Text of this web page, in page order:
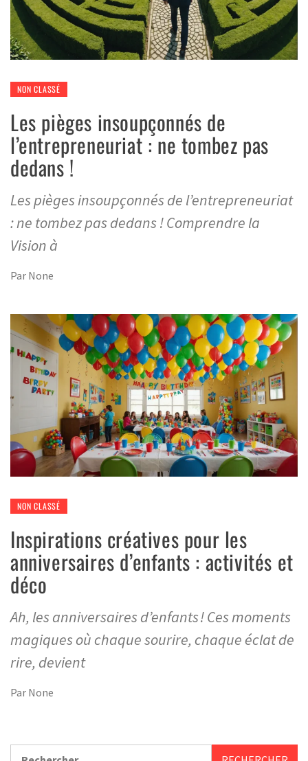
NON CLASSÉ
Les pièges insoupçonnés de
l’entrepreneuriat : ne tombez pas
dedans !
Les pièges insoupçonnés de l’entrepreneuriat
: ne tombez pas dedans ! Comprendre la
Vision à
Par None
NON CLASSÉ
Inspirations créatives pour les
anniversaires d’enfants : activités et
déco
Ah, les anniversaires d’enfants ! Ces moments
magiques où chaque sourire, chaque éclat de
rire, devient
Par None